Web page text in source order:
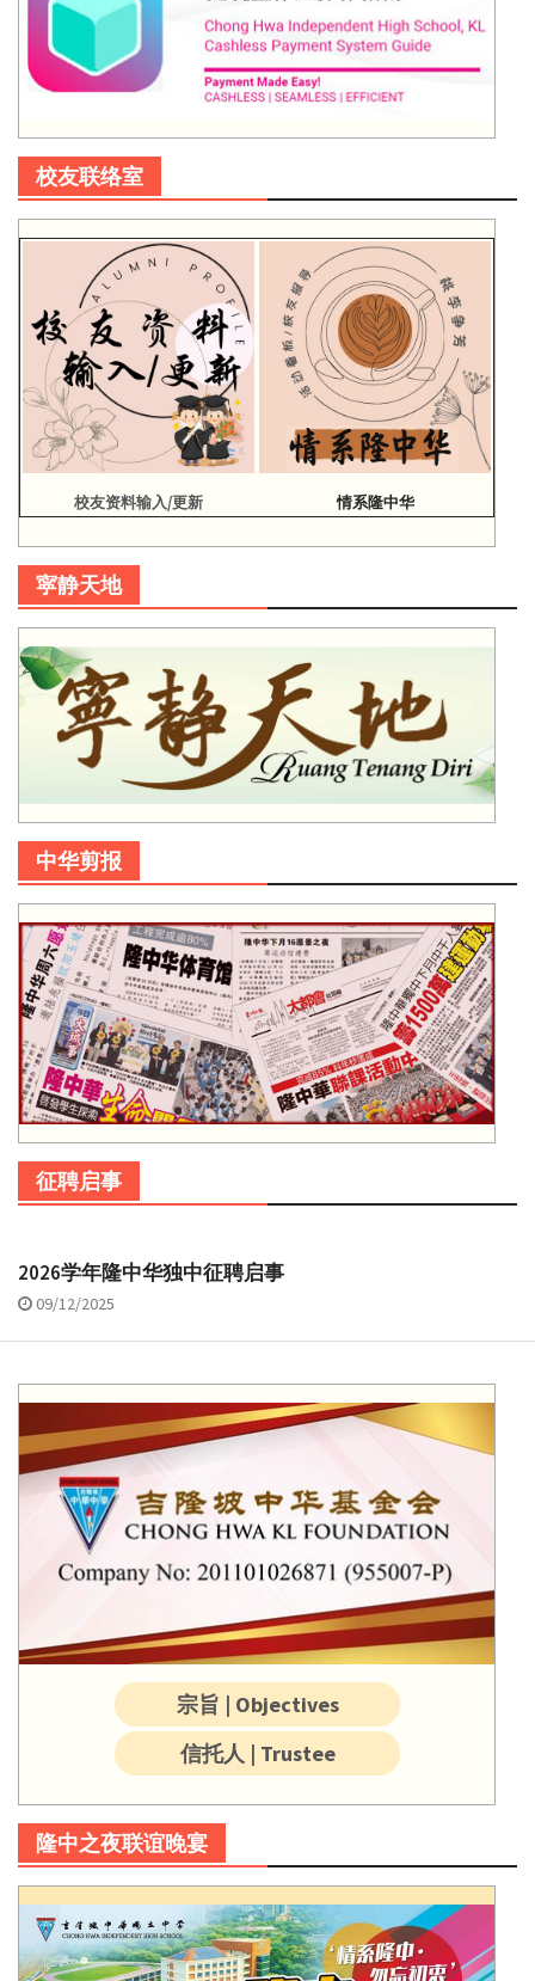
校友联络室
校友资料输入/更新 情系隆中华
寜静天地
中华剪报
征聘启事
2026学年隆中华独中征聘启事
09/12/2025
宗旨 | Objectives
信托人 | Trustee
隆中之夜联谊晚宴